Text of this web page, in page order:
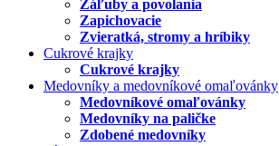
Záľuby a povolania
Zapichovacie
Zvieratká, stromy a hríbiky
Cukrové krajky
Cukrové krajky
Medovníky a medovníkové omaľovánky
Medovníkové omaľovánky
Medovníky na paličke
Zdobené medovníky